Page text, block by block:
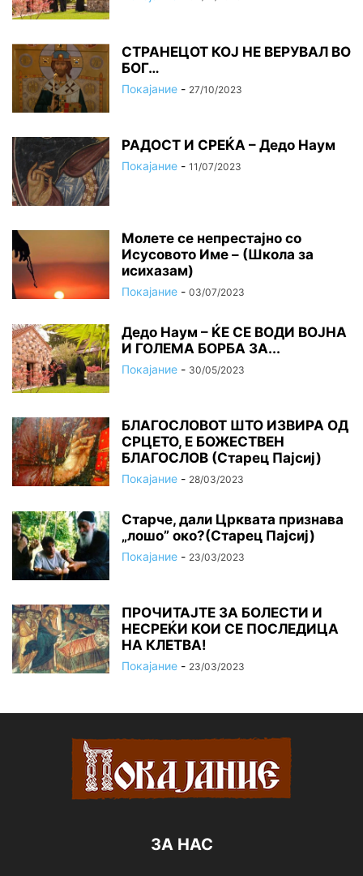
СТРАНЕЦОТ КОЈ НЕ ВЕРУВАЛ ВО
БОГ…
Покајание - 27/10/2023
РАДОСТ И СРЕЌА – Дедо Наум
Покајание - 11/07/2023
Молете се непрестајно со
Исусовото Име – (Школа за
исихазам)
Покајание - 03/07/2023
Дедо Наум – ЌЕ СЕ ВОДИ ВОЈНА
И ГОЛЕМА БОРБА ЗА...
Покајание - 30/05/2023
БЛАГОСЛОВОТ ШТО ИЗВИРА ОД
СРЦЕТО, Ε БОЖЕСТВЕН
БЛАГОСЛОВ (Старец Пајсиј)
Покајание - 28/03/2023
Старче, дали Црквата признава
„лошо” око?(Старец Пајсиј)
Покајание - 23/03/2023
ПРОЧИТАЈТЕ ЗА БОЛЕСТИ И
НЕСРЕЌИ КОИ СЕ ПОСЛЕДИЦА
НА КЛЕТВА!
Покајание - 23/03/2023
ЗА НАС